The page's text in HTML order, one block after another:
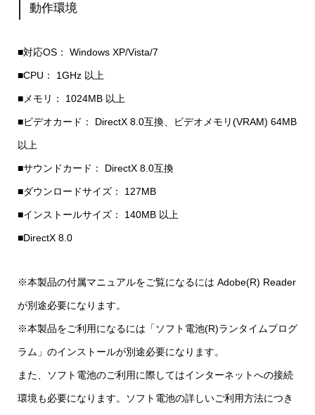
動作環境
■対応OS： Windows XP/Vista/7
■CPU： 1GHz 以上
■メモリ： 1024MB 以上
■ビデオカード： DirectX 8.0互換、ビデオメモリ(VRAM) 64MB
以上
■サウンドカード： DirectX 8.0互換
■ダウンロードサイズ： 127MB
■インストールサイズ： 140MB 以上
■DirectX 8.0
※本製品の付属マニュアルをご覧になるには Adobe(R) Reader
が別途必要になります。
※本製品をご利用になるには「ソフト電池(R)ランタイムプログ
ラム」のインストールが別途必要になります。
また、ソフト電池のご利用に際してはインターネットへの接続
環境も必要になります。ソフト電池の詳しいご利用方法につき